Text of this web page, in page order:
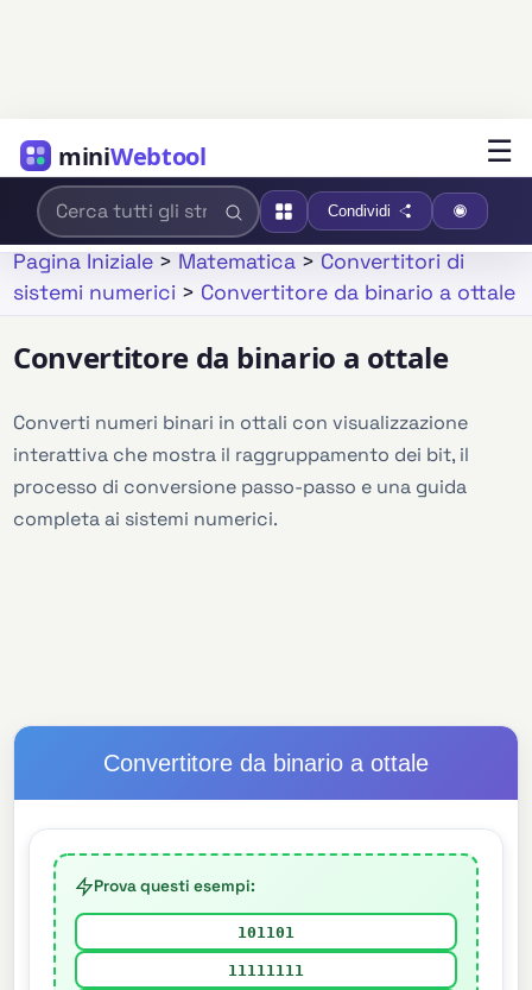
miniWebtool ☰
Condividi
Pagina Iniziale>Matematica>Convertitori di
sistemi numerici > Convertitore da binario a ottale
Convertitore da binario a ottale
Converti numeri binari in ottali con visualizzazione
interattiva che mostra il raggruppamento dei bit, il
processo di conversione passo-passo e una guida
completa ai sistemi numerici.
Convertitore da binario a ottale
Prova questi esempi:
101101
11111111